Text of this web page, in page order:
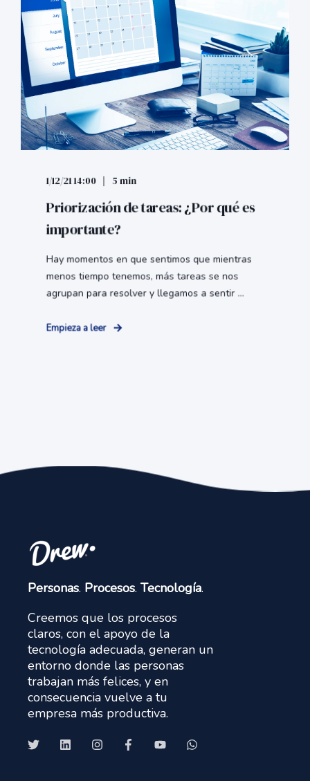
1/12/21 14:00 5 min
Priorización de tareas: ¿Por qué es
importante?
Hay momentos en que sentimos que mientras
menos tiempo tenemos, más tareas se nos
agrupan para resolver y llegamos a sentir ...
Empieza a leer
Personas. Procesos. Tecnología.
Creemos que los procesos
claros, con el apoyo de la
tecnología adecuada, generan un
entorno donde las personas
trabajan más felices, y en
consecuencia vuelve a tu
empresa más productiva.